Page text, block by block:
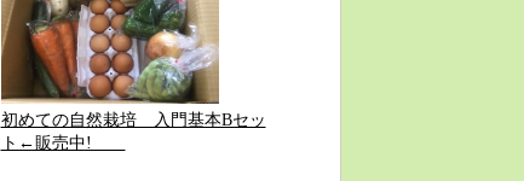
初めての自然栽培 入門基本Bセッ
ト←販売中!